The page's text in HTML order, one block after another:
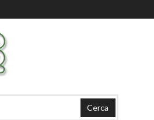
Cerca